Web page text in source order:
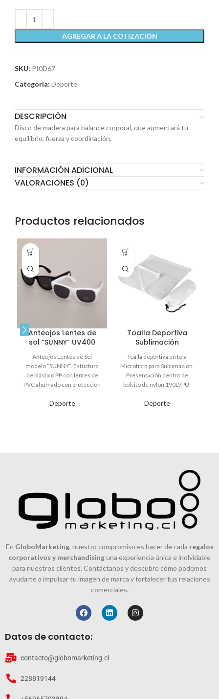
AGREGAR A LA COTIZACIÓN
SKU: PI0D67
Categoría: Deporte
DESCRIPCIÓN
Disco de madera para balance corporal, que aumentará tu
equilibrio, fuerza y coordinación.
INFORMACIÓN ADICIONAL
VALORACIONES (0)
Productos relacionados
Anteojos Lentes de
sol “SUNNY” UV400
Deporte
Anteojos Lentes de Sol
modelo “SUNNY”. Estuctura
de plástico PP con lentes de
PVC ahumado con protección
Toalla Deportiva
Sublimación
Deporte
Toalla deportiva en tela
Microfibra para Sublimación.
Presentación dentro de
bolsito de nylon 190D/PU.
microfibra para
En GloboMarketing, nuestro compromiso es hacer de cada regalos
corporativos y merchandisinguna experiencia única e inolvidable
para nuestros clientes. Contáctanos y descubre cómo podemos
ayudarte a impulsar tu imagen de marca y fortalecer tus relaciones
comerciales.
Datos de contacto:
contacto@globomarketing.cl
228819144